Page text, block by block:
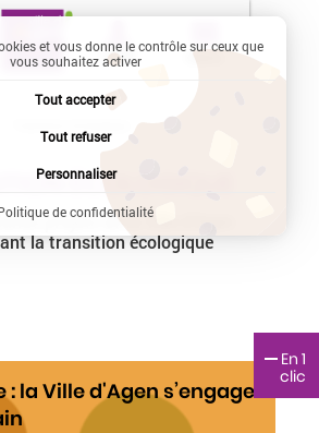
Profil Menu
En 1
clic
ÉCOLOGIQUE
projets de la Ville d'Agen
la transition écologique
: la Ville d'Agen s’engage
et vous donne le contrôle sur ceux que
vous souhaitez activer
Tout accepter
Tout refuser
Personnaliser
de confidentialité